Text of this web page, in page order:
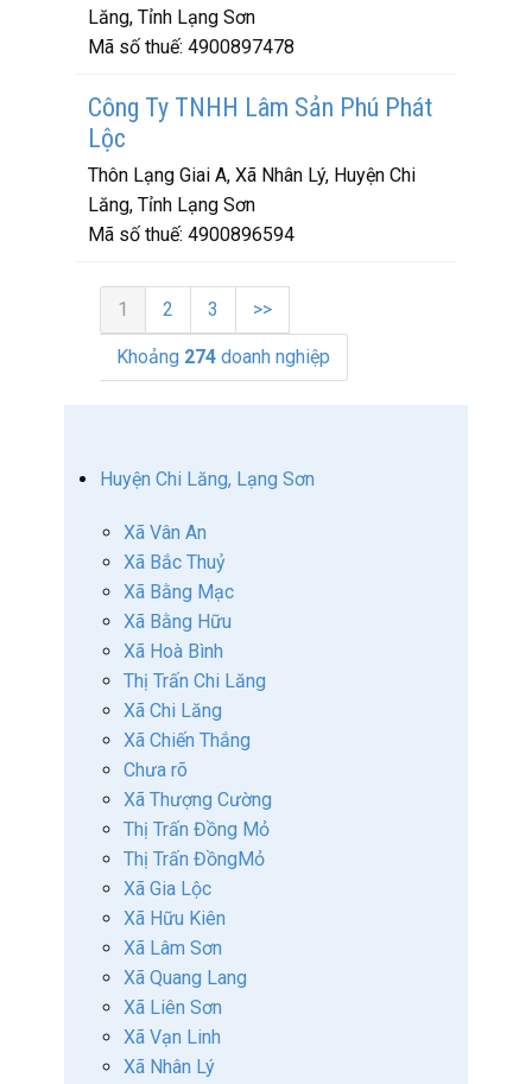
Lăng, Tỉnh Lạng Sơn
Mã số thuế: 4900897478
Công Ty TNHH Lâm Sản Phú Phát
Lộc
Thôn Lạng Giai A, Xã Nhân Lý, Huyện Chi
Lăng, Tỉnh Lạng Sơn
Mã số thuế: 4900896594
1 2 3 >>
Khoảng 274 doanh nghiệp
Huyện Chi Lăng, Lạng Sơn
Xã Vân An
Xã Bắc Thuỷ
Xã Bằng Mạc
Xã Bằng Hữu
Xã Hoà Bình
Thị Trấn Chi Lăng
Xã Chi Lăng
Xã Chiến Thắng
Chưa rõ
Xã Thượng Cường
Thị Trấn Đồng Mỏ
Thị Trấn ĐồngMỏ
Xã Gia Lộc
Xã Hữu Kiên
Xã Lâm Sơn
Xã Quang Lang
Xã Liên Sơn
Xã Vạn Linh
Xã Nhân Lý